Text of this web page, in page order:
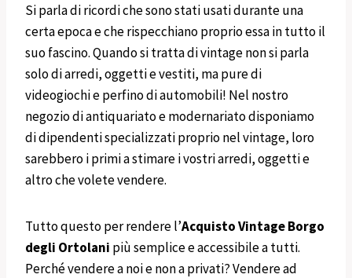
Si parla di ricordi che sono stati usati durante una
certa epoca e che rispecchiano proprio essa in tutto il
suo fascino. Quando si tratta di vintage non si parla
solo di arredi, oggetti e vestiti, ma pure di
videogiochi e perfino di automobili! Nel nostro
negozio di antiquariato e modernariato disponiamo
di dipendenti specializzati proprio nel vintage, loro
sarebbero i primi a stimare i vostri arredi, oggetti e
altro che volete vendere.
Tutto questo per rendere l’Acquisto VintageBorgo
degli Ortolani più semplice e accessibile a tutti.
Perché vendere a noi e non a privati? Vendere ad